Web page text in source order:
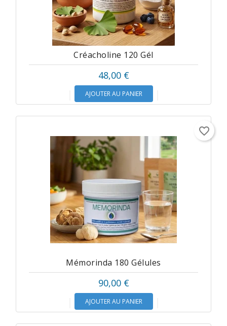
Créacholine 120 Gél
48,00 €
AJOUTER AU PANIER
Mémorinda 180 Gélules
90,00 €
AJOUTER AU PANIER
favorite_border